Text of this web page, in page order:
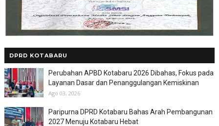
DPRD KOTABARU
Perubahan APBD Kotabaru 2026 Dibahas, Fokus pada
Layanan Dasar dan Penanggulangan Kemiskinan
Ago 03, 2026
Paripurna DPRD Kotabaru Bahas Arah Pembangunan
2027 Menuju Kotabaru Hebat